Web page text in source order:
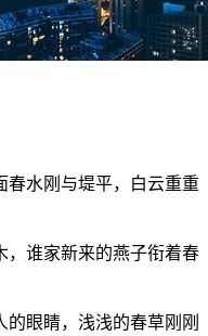
春水刚与堤平，白云重重
，谁家新来的燕子衔着春
眼睛，浅浅的春草刚刚